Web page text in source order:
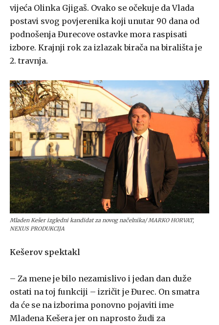
vijeća Olinka Gjigaš. Ovako se očekuje da Vlada
postavi svog povjerenika koji unutar 90 dana od
podnošenja Đurecove ostavke mora raspisati
izbore. Krajnji rok za izlazak birača na birališta je
2. travnja.
Mladen Kešer izgledni kandidat za novog načelnika/ MARKO HORVAT,
NEXUS PRODUKCIJA
Kešerov spektakl
– Za mene je bilo nezamislivo i jedan dan duže
ostati na toj funkciji – izričit je Đurec. On smatra
da će se na izborima ponovno pojaviti ime
Mladena Kešera jer on naprosto žudi za